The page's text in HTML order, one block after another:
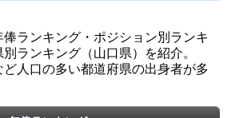
ランキング・ポジション別ランキ
ランキング（山口県）を紹介。
人口の多い都道府県の出身者が多